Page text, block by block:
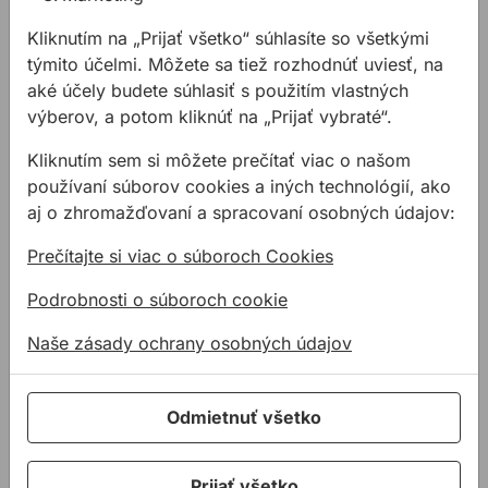
najpoužívanejších
stavebných materiálov,
preto je dobré vedieť, čím
doňho vŕtať. Poznáte
vŕtačkou a kladivom a
medzi 2-britovým a 4-
britovým vrtákom?
požiarnych uzáverov a
kotviacej techniky.
Diaľnica D1, úsek
Podhradie
produktov pre montáž
zvodidiel.
Via Ferrata
Na tejto atypickej stavbe
bola nosná dodávka
ale dodávané boli tiež
takisto spojovací materiál.
Kliknutím na „Prijať všetko“ súhlasíte so všetkými
týmito účelmi. Môžete sa tiež rozhodnúť uviesť, na
aké účely budete súhlasiť s použitím vlastných
výberov, a potom kliknúť na „Prijať vybraté“.
Kliknutím sem si môžete prečítať viac o našom
používaní súborov cookies a iných technológií, ako
aj o zhromažďovaní a spracovaní osobných údajov:
Prečítajte si viac o súboroch Cookies
Podrobnosti o súboroch cookie
Naše zásady ochrany osobných údajov
Odmietnuť všetko